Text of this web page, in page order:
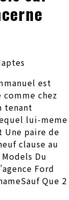
est
chez
tenant
lui-meme
paire de
clause au
Du
Ford
Que 2